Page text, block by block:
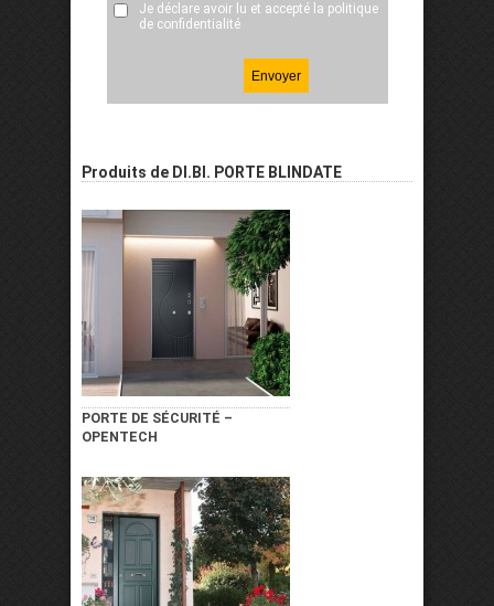
Je déclare avoir lu et accepté la politique
de confidentialité
Produits de DI.BI. PORTE BLINDATE
PORTE DE SÉCURITÉ –
OPENTECH